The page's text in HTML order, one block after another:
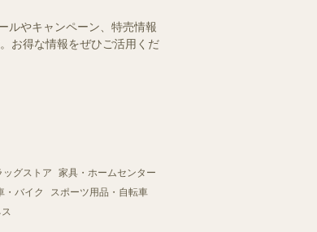
ルやキャンペーン、特売情報
お得な情報をぜひご活用くだ
ッグストア
家具・ホームセンター
・バイク
スポーツ用品・自転車